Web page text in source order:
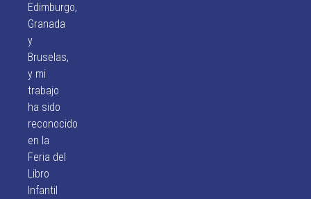
Edimburgo,
Granada
y
Bruselas,
y mi
trabajo
ha sido
reconocido
en la
Feria del
Libro
Infantil